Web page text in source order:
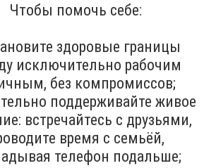
Чтобы помочь себе:
здоровые границы
исключительно рабочим
без компромиссов;
поддерживайте живое
встречайтесь с друзьями,
время с семьёй,
телефон подальше;